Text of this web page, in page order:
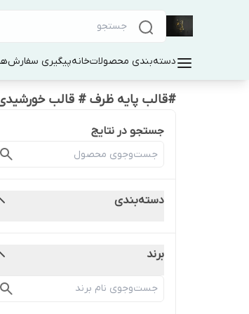
دسته‌بندی محصولاتخانهپیگیری سفارش
#قالب پایه ظرف # قالب
جستجو در نتایج
دسته‌بندی
برند